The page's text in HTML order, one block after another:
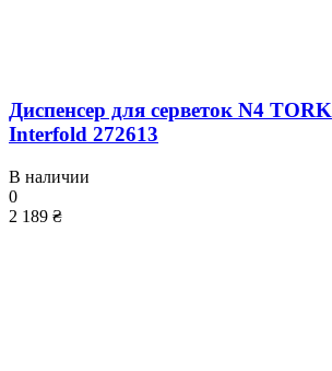
Диспенсер для серветок N4 TORK
Interfold 272613
В наличии
0
2 189 ₴